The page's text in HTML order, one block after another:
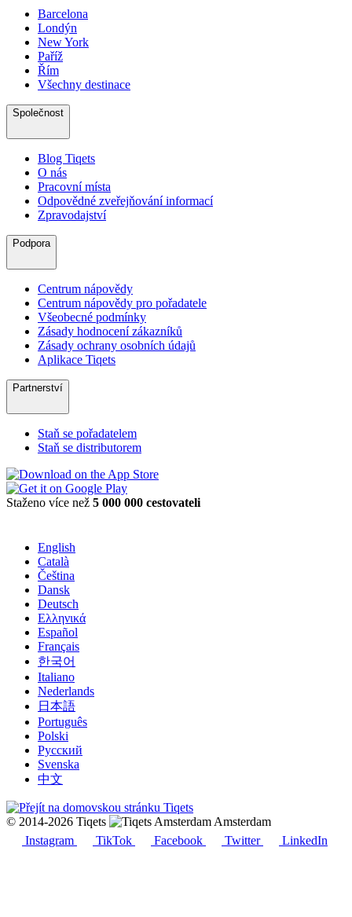
Barcelona
Londýn
New York
Paříž
Řím
Všechny destinace
Společnost
Blog Tiqets
O nás
Pracovní místa
Odpovědné zveřejňování informací
Zpravodajství
Podpora
Centrum nápovědy
Centrum nápovědy pro pořadatele
Všeobecné podmínky
Zásady hodnocení zákazníků
Zásady ochrany osobních údajů
Aplikace Tiqets
Partnerství
Staň se pořadatelem
Staň se distributorem
Staženo více než 5 000 000 cestovateli
English
Català
Čeština
Dansk
Deutsch
Ελληνικά
Español
Français
한국어
Italiano
Nederlands
日本語
Português
Polski
Русский
Svenska
中文
© 2014-2026 Tiqets
Amsterdam
Instagram
TikTok Facebook Twitter LinkedIn